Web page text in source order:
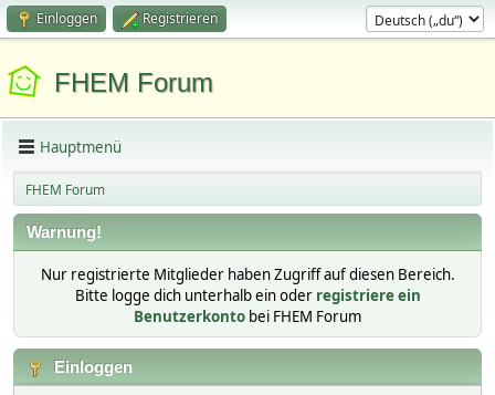
Einloggen Registrieren
FHEM Forum
Hauptmenü
FHEM Forum
Warnung!
Nur registrierte Mitglieder haben Zugriff auf diesen Bereich.
Bitte logge dich unterhalb ein oder registriere ein
Benutzerkonto bei FHEM Forum
Einloggen